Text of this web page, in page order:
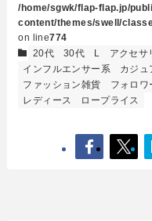
/home/sgwk/flap-flap.jp/
content/themes/swell/
on line774
20代
30代 L アクセサ
インフルエンサー系
カジュ
ファッション雑貨
フォロ
レディース
ロープライス